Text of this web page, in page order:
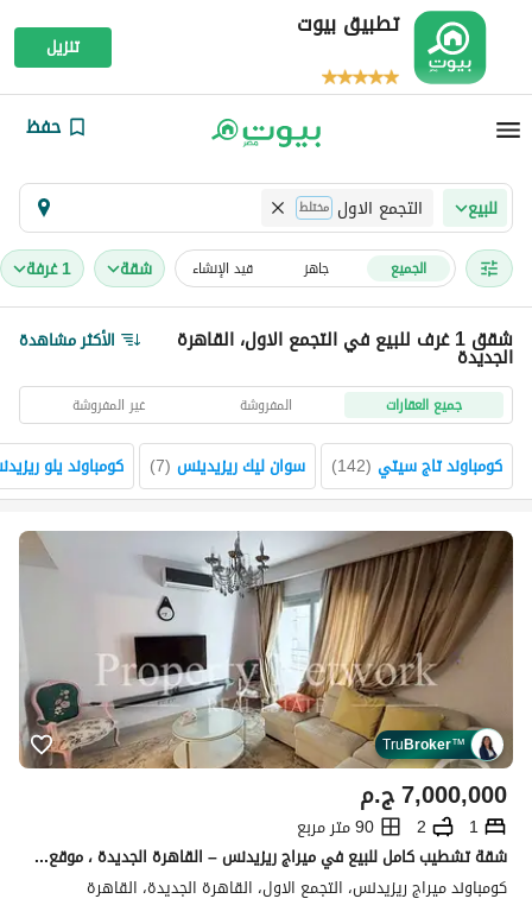
تطبيق بيوت
تنزيل
حفظ
للبيع التجمع الاول مختلط
الجميع جاهز قيد الإنشاء شقة 1 غرفة
شقق 1 غرف للبيع في التجمع الاول، القاهرة الجديدة الأكثر مشاهدة
جميع العقارات المفروشة غير المفروشة
كومباوند تاج سيتي (
142
) سوان ليك ريزيدينس (
7
) كومباوند يلو
TruBroker™
ج.م7,000,000
1
2
90 متر مربع
شقة تشطيب كامل للبيع في ميراج ريزيدنس – القاهرة الجديدة ، موقع مميز ، جاهزة للاستلام الفوري
كومباوند ميراج ريزيدنس، التجمع الاول، القاهرة الجديدة، القاهرة